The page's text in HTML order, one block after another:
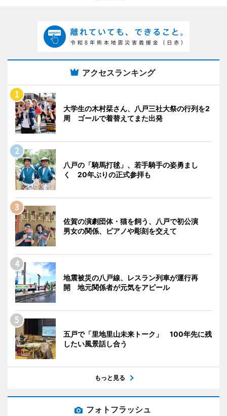
アクセスランキング
大学生の木村栞さん、八戸三社大祭の行列を2
周 ゴールで着替えてまた出発
八戸の「騎馬打毬」、若手騎手の姿勇まし
く 20年ぶりの正式参拝も
佐賀の演劇団体・猫を飼う、八戸で初公演
男女の関係、ピアノや彫刻を交えて
地震被災の八戸線、レスラン列車が運行再
開 地元関係者が元気をアピール
五戸で「里地里山未来トーク」 100年先に残
したい風景話し合う
もっと見る
フォトフラッシュ